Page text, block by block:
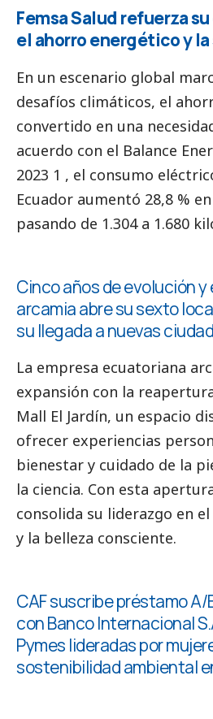
Femsa Salud refuerza
el ahorro energético y
En un escenario global
desafíos climáticos, el
convertido en una
acuerdo con el Balance
2023 1 , el consumo
Ecuador aumentó 28,8 %
pasando de 1.304 a 1.680
Cinco años de evolución y
arcamia abre su sexto
su llegada a nuevas
La empresa ecuatoriana
expansión con la
Mall El Jardín, un espacio
ofrecer experiencias
bienestar y cuidado de la
la ciencia. Con esta
consolida su liderazgo en
y la belleza consciente.
CAF suscribe préstamo A/
con Banco Internacional
Pymes lideradas por
sostenibilidad ambiental